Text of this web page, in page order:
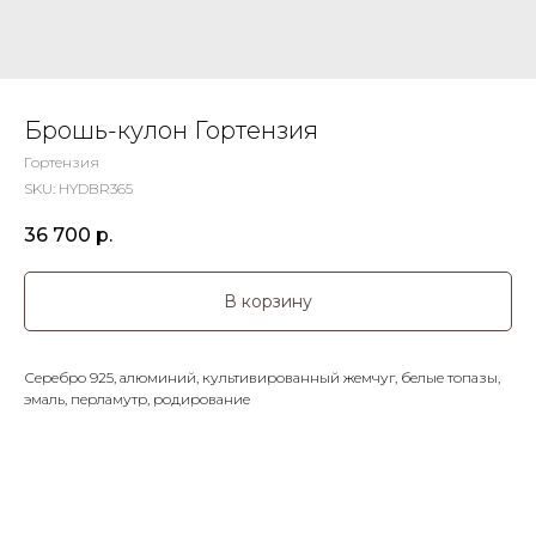
Брошь-кулон Гортензия
Гортензия
SKU: HYDBR365
36 700 р.
В корзину
Серебро 925, алюминий, культивированный жемчуг, белые топазы,
эмаль, перламутр, родирование